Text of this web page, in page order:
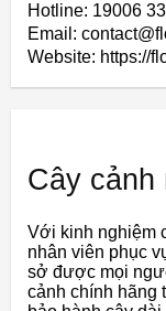
Hotline: 19006
Email:
Website: https://
Cây cảnh
Với kinh nghiệm
nhân viên phục
sở được mọi
cảnh chính hãng